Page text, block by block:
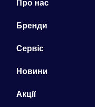
Про нас
Бренди
Сервіс
Новини
Акції